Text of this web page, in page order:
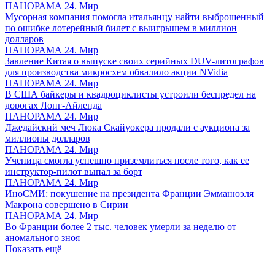
ПАНОРАМА 24. Мир
Мусорная компания помогла итальянцу найти выброшенный
по ошибке лотерейный билет с выигрышем в миллион
долларов
ПАНОРАМА 24. Мир
Завление Китая о выпуске своих серийных DUV-литографов
для производства микросхем обвалило акции NVidia
ПАНОРАМА 24. Мир
В США байкеры и квадроциклисты устроили беспредел на
дорогах Лонг-Айленда
ПАНОРАМА 24. Мир
Джедайский меч Люка Скайуокера продали с аукциона за
миллионы долларов
ПАНОРАМА 24. Мир
Ученица смогла успешно приземлиться после того, как ее
инструктор-пилот выпал за борт
ПАНОРАМА 24. Мир
ИноСМИ: покушение на президента Франции Эмманюэля
Макрона совершено в Сирии
ПАНОРАМА 24. Мир
Во Франции более 2 тыс. человек умерли за неделю от
аномального зноя
Показать ещё